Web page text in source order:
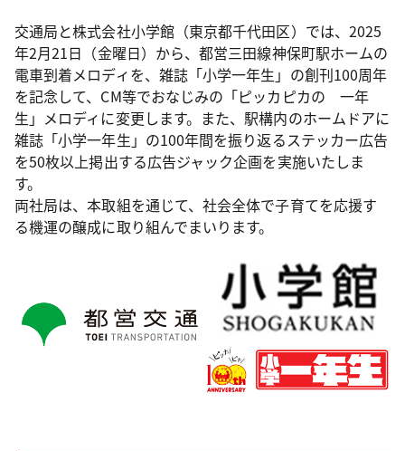
交通局と株式会社小学館（東京都千代田区）では、2025
年2月21日（金曜日）から、都営三田線神保町駅ホームの
電車到着メロディを、雑誌「小学一年生」の創刊100周年
を記念して、CM等でおなじみの「ピッカピカの 一年
生」メロディに変更します。また、駅構内のホームドアに
雑誌「小学一年生」の100年間を振り返るステッカー広告
を50枚以上掲出する広告ジャック企画を実施いたしま
す。
両社局は、本取組を通じて、社会全体で子育てを応援す
る機運の醸成に取り組んでまいります。